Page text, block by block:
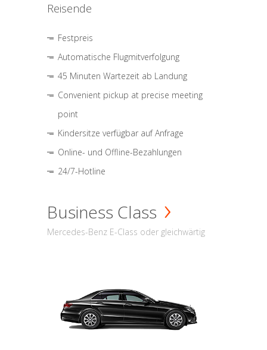
Reisende
Festpreis
Automatische Flugmitverfolgung
45 Minuten Wartezeit ab Landung
Convenient pickup at precise meeting
point
Kindersitze verfügbar auf Anfrage
Online- und Offline-Bezahlungen
24/7-Hotline
Business Class
Mercedes-Benz E-Class oder gleichwärtig